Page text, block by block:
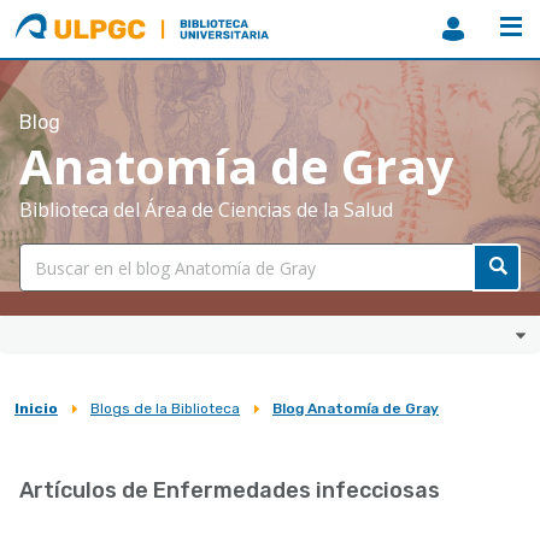
ULPGC
Biblioteca
ULPGC
Blog
Anatomía de Gray
Biblioteca del Área de Ciencias de la Salud
Sobrescribir
de
Inicio Blogs de la Biblioteca Blog Anatomía de Gray
Artículos de Enfermedades infecciosas